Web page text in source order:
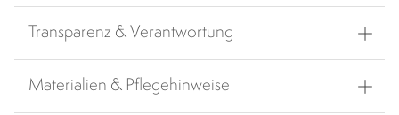
Transparenz & Verantwortung
Materialien & Pflegehinweise